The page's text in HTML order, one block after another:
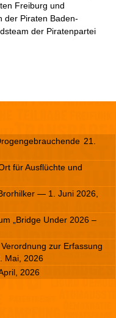
Freiburg und
der Piraten Baden-
der Piratenpartei
21.
für Ausflüchte und
— 1. Juni 2026,
„Bridge Under 2026 –
zur Erfassung
Mai, 2026
2026